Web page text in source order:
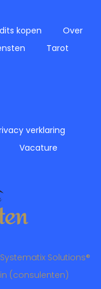
kopen
Over
Tarot
verklaring
Vacature
Systematix Solutions®
(consulenten)